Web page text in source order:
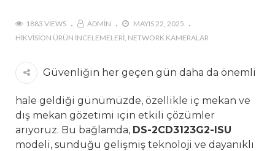
1883 VIEWS ADMIN
MAYIS 22, 2025
HIKVISION ÜRÜN İNCELEMELERI NETWORK KAMERALAR
Güvenliğin her geçen gün daha da önemli
hale geldiği günümüzde, özellikle iç mekan ve
dış mekan gözetimi için etkili çözümler
arıyoruz. Bu bağlamda, DS-2CD3123G2-ISU
modeli, sunduğu gelişmiş teknoloji ve dayanıklı